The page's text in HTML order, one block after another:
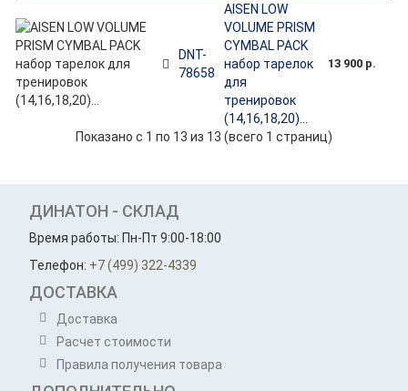
DNT-
78658
AISEN LOW
VOLUME PRISM
CYMBAL PACK
набор тарелок
для
тренировок
(14,16,18,20)...
13 900 р.
Показано с 1 по 13 из 13 (всего 1 страниц)
ДИНАТОН - СКЛАД
Время работы: Пн-Пт 9:00-18:00
Телефон: +7 (499) 322-4339
ДОСТАВКА
Доставка
Расчет стоимости
Правила получения товара